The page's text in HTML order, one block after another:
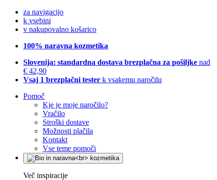
za navigacijo
k vsebini
v nakupovalno košarico
100% naravna kozmetika
Slovenija: standardna dostava brezplačna za pošiljke nad
€ 42,90
Vsaj 1 brezplačni tester k vsakemu naročilu
Pomoč
Kje je moje naročilo?
Vračilo
Stroški dostave
Možnosti plačila
Kontakt
Vse teme pomoči
Več inspiracije